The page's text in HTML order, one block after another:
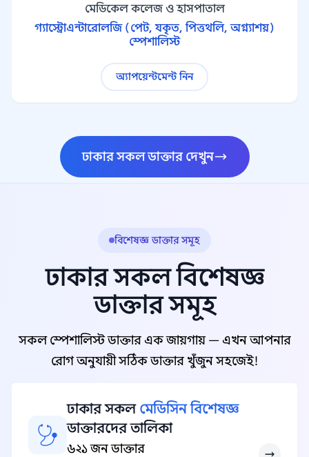
মেডিকেল কলেজ ও হাসপাতাল
গ্যাস্ট্রোএন্টারোলজি (পেট, যকৃত, পিত্তথলি, অগ্ন্যাশয়)
স্পেশালিস্ট
অ্যাপয়েন্টমেন্ট নিন
ঢাকার সকল ডাক্তার দেখুন
বিশেষজ্ঞ ডাক্তার সমূহ
ঢাকার সকল বিশেষজ্ঞ
ডাক্তার সমূহ
সকল স্পেশালিস্ট ডাক্তার এক জায়গায় — এখন আপনার
রোগ অনুযায়ী সঠিক ডাক্তার খুঁজুন সহজেই!
ঢাকার সকল মেডিসিন বিশেষজ্ঞ
ডাক্তারদের তালিকা
৬২১ জন ডাক্তার